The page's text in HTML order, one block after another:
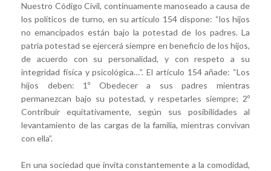
Nuestro Código Civil, continuamente manoseado a causa de
los políticos de turno, en su artículo 154 dispone: “los hijos
no emancipados están bajo la potestad de los padres. La
patria potestad se ejercerá siempre en beneficio de los hijos,
de acuerdo con su personalidad, y con respeto a su
integridad física y psicológica…”. El artículo 154 añade: “Los
hijos deben: 1º Obedecer a sus padres mientras
permanezcan bajo su potestad, y respetarles siempre; 2º
Contribuir equitativamente, según sus posibilidades al
levantamiento de las cargas de la familia, mientras convivan
con ella”.
En una sociedad que invita constantemente a la comodidad,